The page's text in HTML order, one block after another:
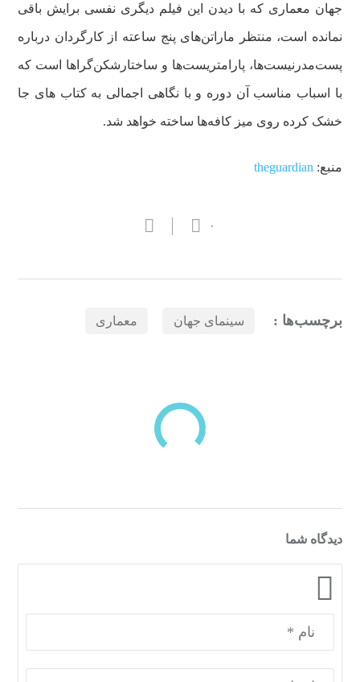
جهان معماری که با دیدن این فیلم دیگری نفسی برایش باقی
نمانده است، منتظر ماراتن‌های پنج ساعته از کارگردان درباره
پست‌مدرنیست‌ها، پارامتریست‌ها و ساختارشکن‌گراها است که
با اسباب مناسب آن دوره و با نگاهی اجمالی به کتاب های جا
خشک کرده روی میز کافه‌ها ساخته خواهد شد.
منبع: theguardian
۰
برچسب‌ها : سینمای جهان معماری
دسته‌بندی‌های منتخب برای شما
دیدگاه شما